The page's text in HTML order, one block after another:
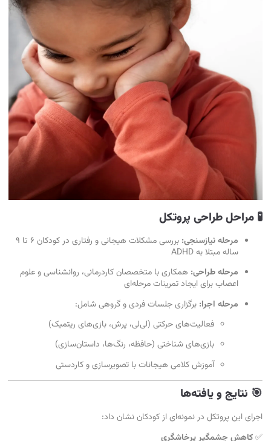
🧪 مراحل طراحی پروتکل
مرحله نیازسنجی:
بررسی مشکلات هیجانی و رفتاری در کودکان ۶ تا ۹
ساله مبتلا به ADHD
مرحله طراحی: همکاری با متخصصان کاردرمانی، روانشناسی و علوم
اعصاب برای ایجاد تمرینات مرحله‌ای
مرحله اجرا: برگزاری جلسات فردی و گروهی شامل:
فعالیت‌های حرکتی (لی‌لی، پرش، بازی‌های ریتمیک)
بازی‌های شناختی (حافظه، رنگ‌ها، داستان‌سازی)
آموزش کلامی هیجانات با تصویرسازی و کاردستی
🎯 نتایج و یافته‌ها
اجرای این پروتکل در نمونه‌ای از کودکان نشان داد:
✅کاهش چشمگیر پرخاشگری